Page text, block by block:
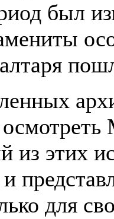
был
этих
для